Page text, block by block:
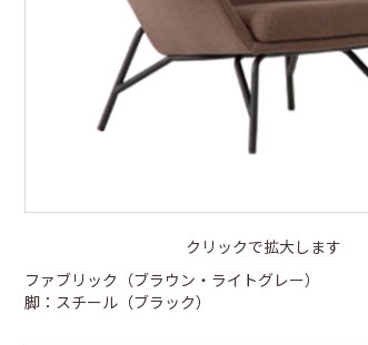
クリックで拡大します
ファブリック（ブラウン・ライトグレー）
脚：スチール（ブラック）